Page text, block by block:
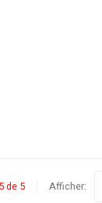
de 5 Afficher: